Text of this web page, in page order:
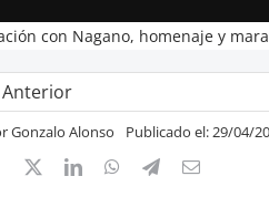
con Nagano, homenaje y
Anterior
Gonzalo Alonso Publicado el: 29/04/